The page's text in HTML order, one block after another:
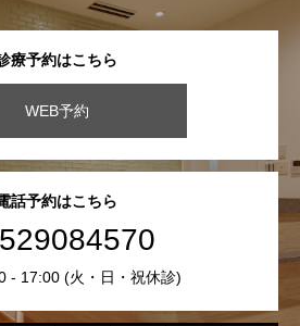
療予約はこちら
WEB予約
話予約はこちら
- 17:00 (火・日・祝休診)